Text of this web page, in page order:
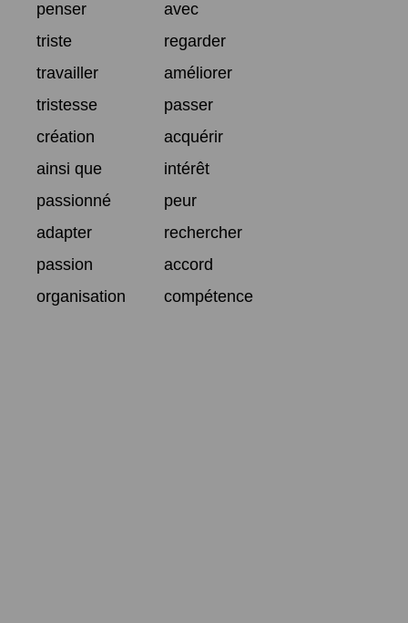
penser
avec
triste
regarder
travailler
améliorer
tristesse
passer
création
acquérir
ainsi que
intérêt
passionné
peur
adapter
rechercher
passion
accord
organisation
compétence